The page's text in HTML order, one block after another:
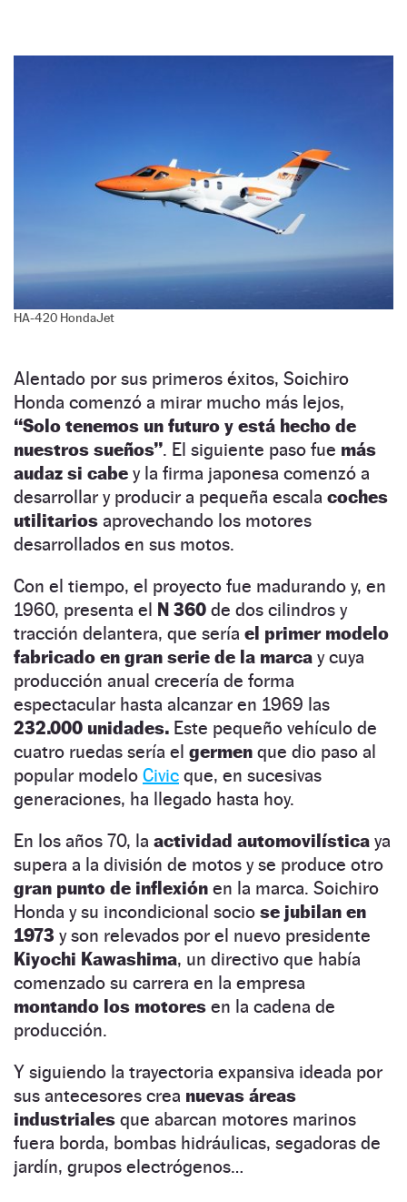
HA-420 HondaJet
Alentado por sus primeros éxitos, Soichiro
Honda comenzó a mirar mucho más lejos,
“Solo tenemos un futuro y está hecho de
nuestros sueños”. El siguiente paso fue más
audaz si cabe y la firma japonesa comenzó a
desarrollar y producir a pequeña escala coches
utilitarios aprovechando los motores
desarrollados en sus motos.
Con el tiempo, el proyecto fue madurando y, en
1960, presenta el N 360 de dos cilindros y
tracción delantera, que sería el primer modelo
fabricado en gran serie de la marca y cuya
producción anual crecería de forma
espectacular hasta alcanzar en 1969 las
232.000 unidades. Este pequeño vehículo de
cuatro ruedas sería el germen que dio paso al
popular modelo Civic que, en sucesivas
generaciones, ha llegado hasta hoy.
En los años 70, la actividad automovilística ya
supera a la división de motos y se produce otro
gran punto de inflexión en la marca. Soichiro
Honda y su incondicional socio se jubilan en
1973 y son relevados por el nuevo presidente
Kiyochi Kawashima, un directivo que había
comenzado su carrera en la empresa
montando los motores en la cadena de
producción.
Y siguiendo la trayectoria expansiva ideada por
sus antecesores crea nuevas áreas
industriales que abarcan motores marinos
fuera borda, bombas hidráulicas, segadoras de
jardín, grupos electrógenos…